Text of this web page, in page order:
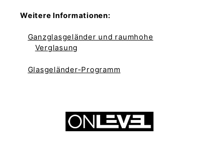
Weitere Informationen:
Ganzglasgeländer und raumhohe
Verglasung
Glasgeländer-Programm